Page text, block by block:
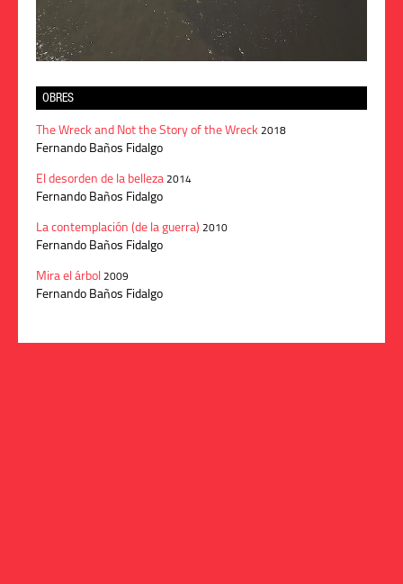
OBRES
The Wreck and Not the Story of the Wreck 2018
Fernando Baños Fidalgo
El desorden de la belleza 2014
Fernando Baños Fidalgo
La contemplación (de la guerra) 2010
Fernando Baños Fidalgo
Mira el árbol 2009
Fernando Baños Fidalgo